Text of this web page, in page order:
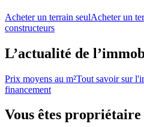
Acheter un terrain seulAcheter un
constructeurs
L’actualité de
Prix moyens au m²Tout savoir sur
financement
Vous êtes propriétaire